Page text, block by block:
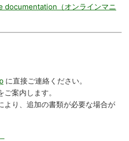
documentation（オンラインマニ
に直接ご連絡ください。
案内します。
より、追加の書類が必要な場合が